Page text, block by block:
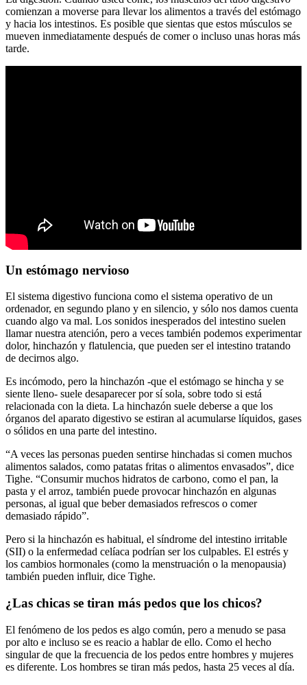
comienzan a moverse para llevar los alimentos a través del estómago
y hacia los intestinos. Es posible que sientas que estos músculos se
mueven inmediatamente después de comer o incluso unas horas más
tarde.
Un estómago nervioso
El sistema digestivo funciona como el sistema operativo de un
ordenador, en segundo plano y en silencio, y sólo nos damos cuenta
cuando algo va mal. Los sonidos inesperados del intestino suelen
llamar nuestra atención, pero a veces también podemos experimentar
dolor, hinchazón y flatulencia, que pueden ser el intestino tratando
de decirnos algo.
Es incómodo, pero la hinchazón -que el estómago se hincha y se
siente lleno- suele desaparecer por sí sola, sobre todo si está
relacionada con la dieta. La hinchazón suele deberse a que los
órganos del aparato digestivo se estiran al acumularse líquidos, gases
o sólidos en una parte del intestino.
“A veces las personas pueden sentirse hinchadas si comen muchos
alimentos salados, como patatas fritas o alimentos envasados”, dice
Tighe. “Consumir muchos hidratos de carbono, como el pan, la
pasta y el arroz, también puede provocar hinchazón en algunas
personas, al igual que beber demasiados refrescos o comer
demasiado rápido”.
Pero si la hinchazón es habitual, el síndrome del intestino irritable
(SII) o la enfermedad celíaca podrían ser los culpables. El estrés y
los cambios hormonales (como la menstruación o la menopausia)
también pueden influir, dice Tighe.
¿Las chicas se tiran más pedos que los chicos?
El fenómeno de los pedos es algo común, pero a menudo se pasa
por alto e incluso se es reacio a hablar de ello. Como el hecho
singular de que la frecuencia de los pedos entre hombres y mujeres
es diferente. Los hombres se tiran más pedos, hasta 25 veces al día.